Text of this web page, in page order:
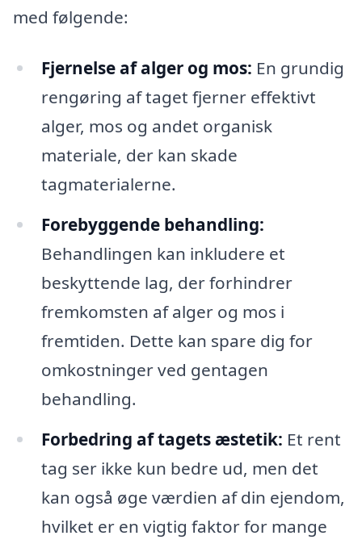
med følgende:
Fjernelse af alger og mos: En grundig
rengøring af taget fjerner effektivt
alger, mos og andet organisk
materiale, der kan skade
tagmaterialerne.
Forebyggende behandling:
Behandlingen kan inkludere et
beskyttende lag, der forhindrer
fremkomsten af alger og mos i
fremtiden. Dette kan spare dig for
omkostninger ved gentagen
behandling.
Forbedring af tagets æstetik: Et rent
tag ser ikke kun bedre ud, men det
kan også øge værdien af din ejendom,
hvilket er en vigtig faktor for mange